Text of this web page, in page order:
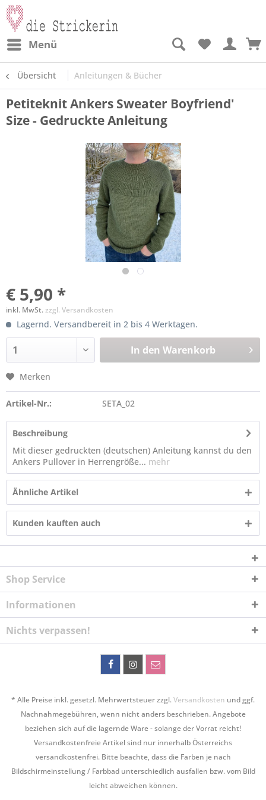
Menü
Übersicht Anleitungen & Bücher
Petiteknit Ankers Sweater Boyfriend'
Size - Gedruckte Anleitung
€ 5,90 *
inkl. MwSt.zzgl. Versandkosten
Lagernd. Versandbereit in 2 bis 4 Werktagen.
In den Warenkorb
Merken
Artikel-Nr.: SETA_02
Beschreibung
Mit dieser gedruckten (deutschen) Anleitung kannst du den
Ankers Pullover in Herrengröße... mehr
Ähnliche Artikel
Kunden kauften auch
Shop Service
Informationen
Nichts verpassen!
* Alle Preise inkl. gesetzl. Mehrwertsteuer zzgl.Versandkosten und ggf.
Nachnahmegebühren, wenn nicht anders beschrieben. Angebote
beziehen sich auf die lagernde Ware - solange der Vorrat reicht!
Versandkostenfreie Artikel sind nur innerhalb Österreichs
versandkostenfrei. Bitte beachte, dass die Farben je nach
Bildschirmeinstellung / Farbbad unterschiedlich ausfallen bzw. vom Bild
leicht abweichen können.